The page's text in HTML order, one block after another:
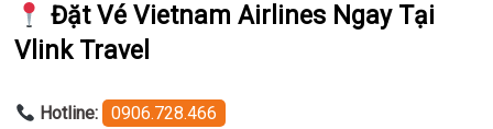
Đặt Vé Vietnam Airlines Ngay Tại
Vlink Travel
Hotline:
0906.728.466